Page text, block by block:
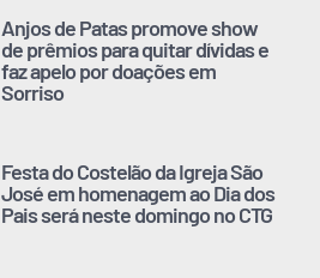
Anjos de Patas promove show
de prêmios para quitar dívidas e
faz apelo por doações em
Sorriso
Festa do Costelão da Igreja São
José em homenagem ao Dia dos
Pais será neste domingo no CTG